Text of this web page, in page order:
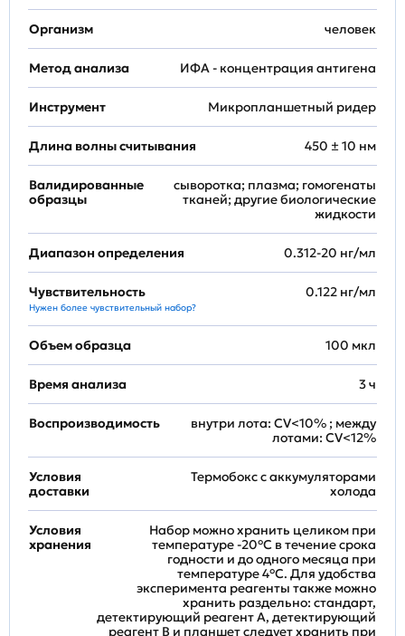
Организм человек
Метод анализа ИФА - концентрация антигена
Инструмент Микропланшетный ридер
Длина волны считывания 450 ± 10 нм
Валидированные
образцы
сыворотка; плазма; гомогенаты
тканей; другие биологические
жидкости
Диапазон определения 0.312-20 нг/мл
Чувствительность
Нужен более чувствительный набор?
0.122 нг/мл
Объем образца 100 мкл
Время анализа 3 ч
Воспроизводимость
внутри лота: CV<10% ; между
лотами: CV<12%
Условия
доставки
Термобокс с аккумуляторами
холода
Условия
хранения
Набор можно хранить целиком при
температуре -20°C в течение срока
годности и до одного месяца при
температуре 4°C. Для удобства
эксперимента реагенты также можно
хранить раздельно: стандарт,
детектирующий реагент A, детектирующий
реагент B и планшет следует хранить при